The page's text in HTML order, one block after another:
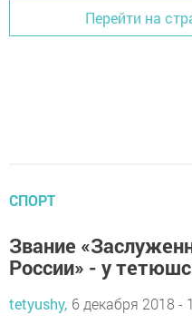
Перейти на
СПОРТ
Звание
России» - у
tetyushy, 6 декабря 2018 -